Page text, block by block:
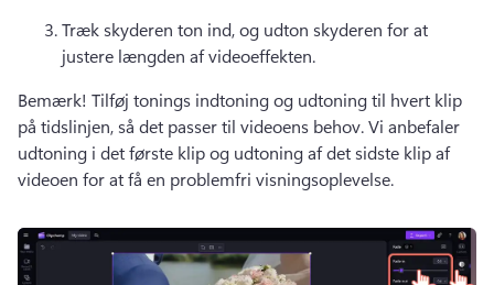
Træk skyderen ton ind, og udton skyderen for at
justere længden af videoeffekten.
Bemærk! Tilføj tonings indtoning og udtoning til hvert klip
på tidslinjen, så det passer til videoens behov. Vi anbefaler
udtoning i det første klip og udtoning af det sidste klip af
videoen for at få en problemfri visningsoplevelse.